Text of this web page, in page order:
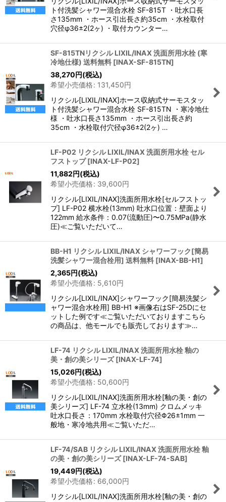
ト付洗髪シャワー混合水栓 SF-815T ・吐水口長
さ135mm ・ホース引出長さ約35cm ・水栓取付
穴径φ36±2(2ヶ) ・取付カウンター…
SF-815TNリクシル LIXIL/INAX 洗面所用水栓 (寒
冷地仕様) 送料無料 [INAX-SF-815TN]
38,270円(税込)
希望小売価格: 131,450円
リクシル[LIXIL/INAX]ホース収納式サーモスタッ
ト付洗髪シャワー混合水栓 SF-815TN ・寒冷地仕
様 ・吐水口長さ135mm ・ホース引出長さ約
35cm ・水栓取付穴径φ36±2(2ヶ) …
LF-P02 リクシル LIXIL/INAX 洗面所用水栓 セル
フストップ [INAX-LF-P02]
11,882円(税込)
希望小売価格: 39,600円
リクシル[LIXIL/INAX]洗面所用水栓[セルフストッ
プ] LF-P02 横水栓(13mm) 吐水口位置：壁面より
122mm 給水条件：0.07(流動圧)〜0.75MPa(静水
圧)≪ご覧いただいて…
BB-H1 リクシル LIXIL/INAX シャワーフック[簡易
洗髪シャワー混合栓用] 送料無料 [INAX-BB-H1]
2,365円(税込)
希望小売価格: 5,610円
リクシル[LIXIL/INAX]シャワーフック[簡易洗髪シ
ャワー混合水栓用] BB-H1 ※画像右はSF-25Dにセ
ットした例です≪ご覧いただいておりますこちら
の商品は、他モールでも販売しております≫…
LF-74 リクシル LIXIL/INAX 洗面所用水栓 釉の
美・創の美シリーズ [INAX-LF-74]
15,026円(税込)
希望小売価格: 50,600円
リクシル[LIXIL/INAX]洗面所用水栓[釉の美・創の
美シリーズ] LF-74 立水栓(13mm) クロムメッキ
吐水口長さ：170mm 水栓取付穴径Φ26±1mm 一
般地・寒冷地共用≪ご覧いただ…
LF-74/SAB リクシル LIXIL/INAX 洗面所用水栓 釉
の美・創の美シリーズ [INAX-LF-74-SAB]
19,449円(税込)
希望小売価格: 66,000円
リクシル[LIXIL/INAX]洗面所用水栓[釉の美・創の